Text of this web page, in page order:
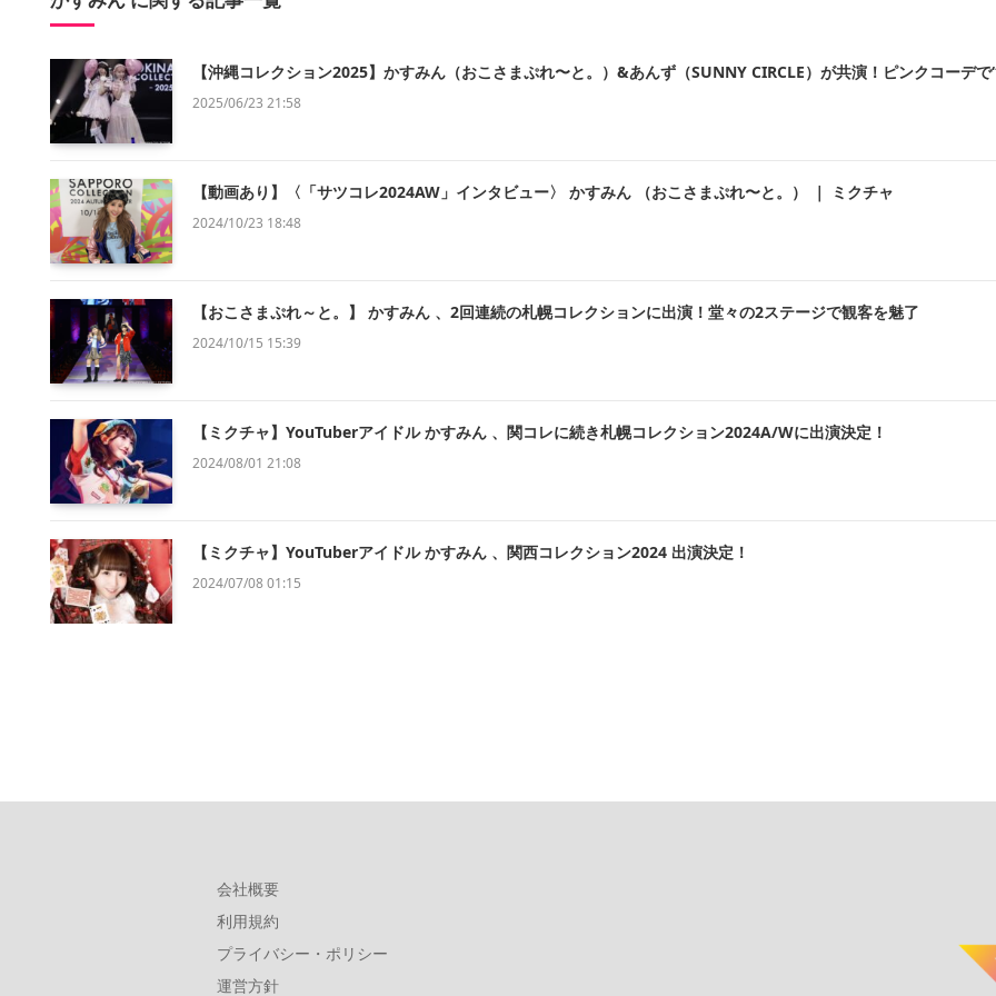
【沖縄コレクション2025】かすみん（おこさまぷれ〜と。）&あんず（SUNNY CIRCLE）が共演！ピンクコーデ
2025/06/23 21:58
【動画あり】〈「サツコレ2024AW」インタビュー〉 かすみん （おこさまぷれ〜と。） ｜ ミクチャ
2024/10/23 18:48
【おこさまぷれ～と。】 かすみん 、2回連続の札幌コレクションに出演！堂々の2ステージで観客を魅了
2024/10/15 15:39
【ミクチャ】YouTuberアイドル かすみん 、関コレに続き札幌コレクション2024A/Wに出演決定！
2024/08/01 21:08
【ミクチャ】YouTuberアイドル かすみん 、関西コレクション2024 出演決定！
2024/07/08 01:15
会社概要
利用規約
プライバシー・ポリシー
運営方針